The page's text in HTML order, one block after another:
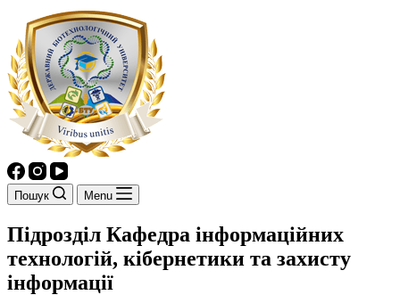
Пошук Menu
Підрозділ Кафедра інформаційних
технологій, кібернетики та захисту
інформації